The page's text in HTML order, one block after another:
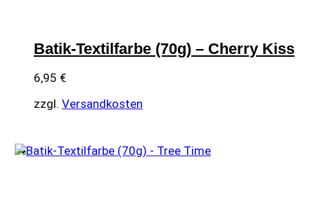
Batik-Textilfarbe (70g) – Cherry Kiss
6,95 €
zzgl. Versandkosten